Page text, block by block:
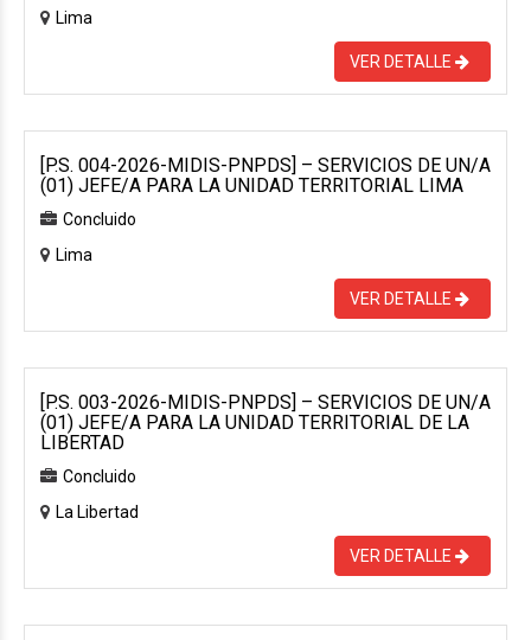
Lima
VER DETALLE
[P.S. 004-2026-MIDIS-PNPDS] – SERVICIOS DE UN/A
(01) JEFE/A PARA LA UNIDAD TERRITORIAL LIMA
Concluido
Lima
VER DETALLE
[P.S. 003-2026-MIDIS-PNPDS] – SERVICIOS DE UN/A
(01) JEFE/A PARA LA UNIDAD TERRITORIAL DE LA
LIBERTAD
Concluido
La Libertad
VER DETALLE